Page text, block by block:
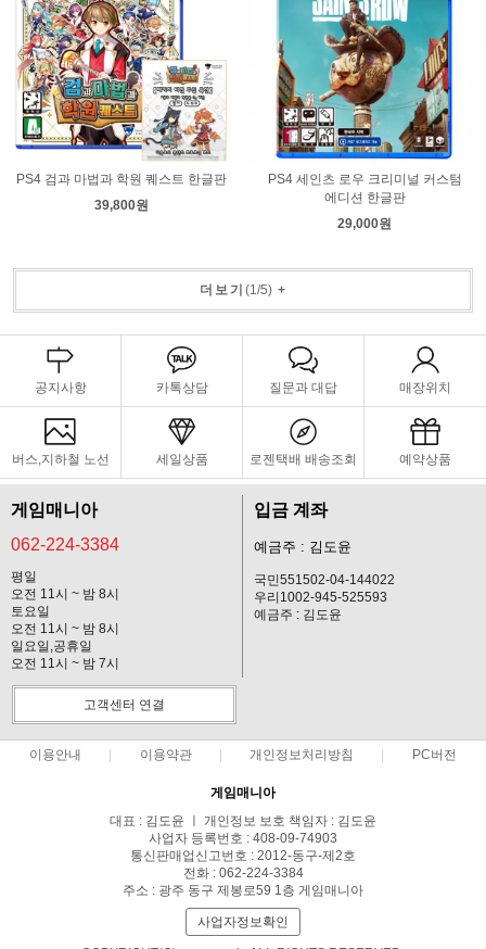
PS4 검과 마법과 학원 퀘스트 한글판
39,800원
PS4 세인츠 로우 크리미널 커스텀
에디션 한글판
29,000원
더보기 (1 /5)+
공지사항 카톡상담 질문과 대답 매장위치
버스,지하철 노선 세일상품 로젠택배 배송조회 예약상품
게임매니아
062-224-3384
평일
오전 11시 ~ 밤 8시
토요일
오전 11시 ~ 밤 8시
일요일,공휴일
오전 11시 ~ 밤 7시
입금 계좌
예금주 : 김도윤
국민551502-04-144022
우리1002-945-525593
예금주 : 김도윤
고객센터 연결
이용안내 이용약관 개인정보처리방침 PC버전
게임매니아
대표 : 김도윤 ㅣ 개인정보 보호 책임자 : 김도윤
사업자 등록번호 : 408-09-74903
통신판매업신고번호 : 2012-동구-제2호
전화 : 062-224-3384
주소 : 광주 동구 제봉로59 1층 게임매니아
사업자정보확인